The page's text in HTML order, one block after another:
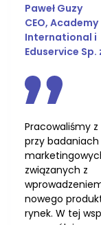
Paweł Guzy
CEO, Academy
International i
Eduservice Sp.
Pracowaliśmy
przy badaniach
związanych z
nowego
rynek. W tej